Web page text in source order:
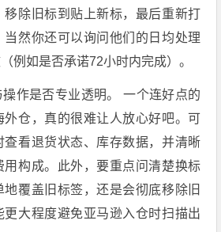
移除旧标到贴上新标，最后重新打
然你还可以询问他们的日均处理
例如是否承诺72小时内完成）。
作是否专业透明。 一个连好点的
外仓，真的很难让人放心好吧。可
查看退货状态、库存数据，并清晰
用构成。此外，要重点问清楚换标
覆盖旧标签，还是会彻底移除旧
大程度避免亚马逊入仓时扫描出